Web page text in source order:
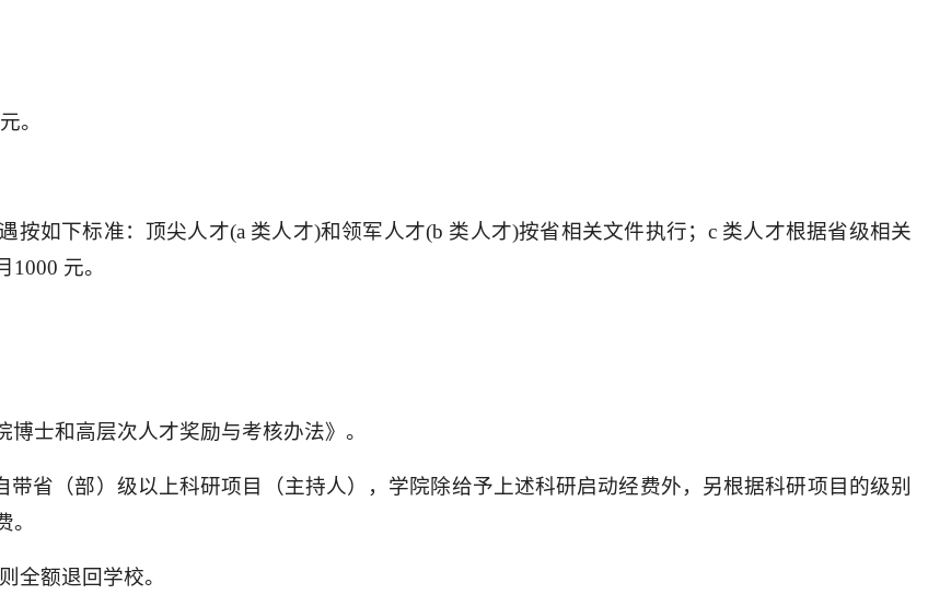
。
按如下标准：顶尖人才(a 类人才)和领军人才(b 类人才)按省相关文件执行；c 类人才根据省级相关
元。
士和高层次人才奖励与考核办法》。
省（部）级以上科研项目（主持人），学院除给予上述科研启动经费外，另根据科研项目的级别
全额退回学校。